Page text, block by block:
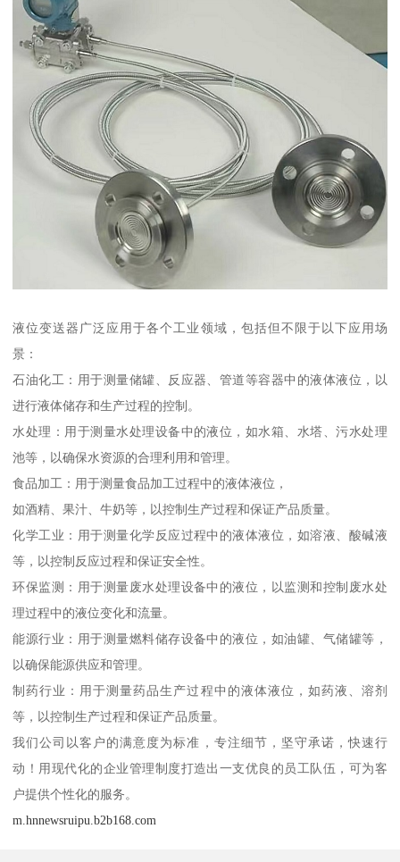
液位变送器广泛应用于各个工业领域，包括但不限于以下应用场
景：
石油化工：用于测量储罐、反应器、管道等容器中的液体液位，以
进行液体储存和生产过程的控制。
水处理：用于测量水处理设备中的液位，如水箱、水塔、污水处理
池等，以确保水资源的合理利用和管理。
食品加工：用于测量食品加工过程中的液体液位，
如酒精、果汁、牛奶等，以控制生产过程和保证产品质量。
化学工业：用于测量化学反应过程中的液体液位，如溶液、酸碱液
等，以控制反应过程和保证安全性。
环保监测：用于测量废水处理设备中的液位，以监测和控制废水处
理过程中的液位变化和流量。
能源行业：用于测量燃料储存设备中的液位，如油罐、气储罐等，
以确保能源供应和管理。
制药行业：用于测量药品生产过程中的液体液位，如药液、溶剂
等，以控制生产过程和保证产品质量。
我们公司以客户的满意度为标准，专注细节，坚守承诺，快速行
动！用现代化的企业管理制度打造出一支优良的员工队伍，可为客
户提供个性化的服务。
m.hnnewsruipu.b2b168.com